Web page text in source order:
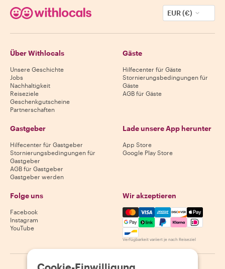
EUR (€)
Über Withlocals
Unsere Geschichte
Jobs
Nachhaltigkeit
Reiseziele
Geschenkgutscheine
Partnerschaften
Gäste
Hilfecenter für Gäste
Stornierungsbedingungen für
Gäste
AGB für Gäste
Gastgeber
Hilfecenter für Gastgeber
Stornierungsbedingungen für
Gastgeber
AGB für Gastgeber
Gastgeber werden
Lade unsere App herunter
App Store
Google Play Store
Folge uns
Facebook
Instagram
YouTube
Wir akzeptieren
Mastercard, Visa, Amex,
Verfügbarkeit variiert je nach Reiseziel